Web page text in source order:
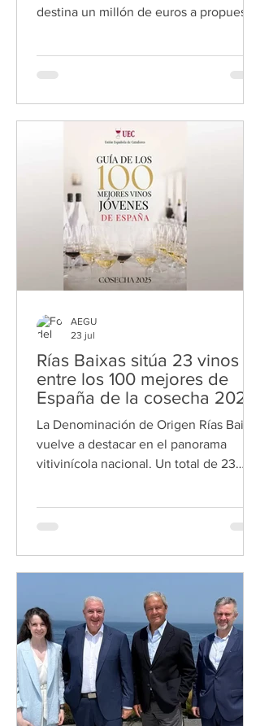
destina un millón de euros a propuestas
seleccionado 56 proyectos impulsados
programa O Teu Xacobeo 2026, una
iniciativa destinada a dinamizar el
Camino de Santiago y preparar la
programación del Xacobeo 2027. Así lo
anunció el presidente de la Xunta,
Alfonso R
Rías Baixas sitúa 23 vinos
entre los 100 mejores de
España de la cosecha 2025
La Denominación de Origen Rías Baixas
vuelve a destacar en el panorama
vitivinícola nacional. Un total de 23
incluidos en la Guía de los 100 Mejores
aniversario de los Premios Baco. La
Denominación de Origen Rías Baixas
vuelve a destacar en el panorama
vitivinícola nacional. Un total de 23
vinos amparados por esta de
AEGU
23 jul